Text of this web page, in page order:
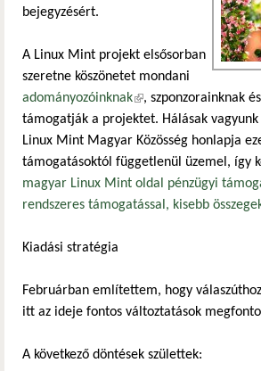
bejegyzésért.
A Linux Mint projekt elsősorban
szeretne köszönetet mondani
adományozóinknak(külső hivatkozás)
, szponzorainknak
támogatják a projektet. Hálásak
Linux Mint Magyar Közösség honlapja
támogatásoktól függetlenül üzemel, így
magyar Linux Mint oldal pénzügyi
rendszeres támogatással, kisebb
Kiadási stratégia
Februárban említettem, hogy
itt az ideje fontos változtatások
A következő döntések születtek: